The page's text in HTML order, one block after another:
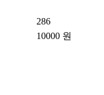
286
10000 원